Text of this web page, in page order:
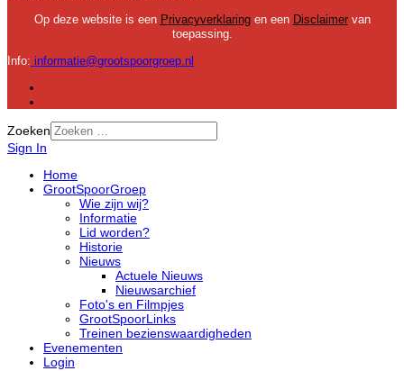
Op deze website is een Privacyverklaringen een Disclaimervan
toepassing.
Info: informatie@grootspoorgroep.nl
Zoeken
Sign In
Home
GrootSpoorGroep
Wie zijn wij?
Informatie
Lid worden?
Historie
Nieuws
Actuele Nieuws
Nieuwsarchief
Foto's en Filmpjes
GrootSpoorLinks
Treinen bezienswaardigheden
Evenementen
Login